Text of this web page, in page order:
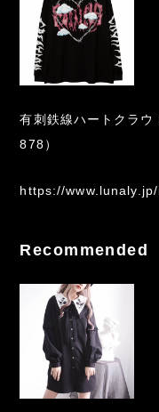
有刺鉄線ハートクラウ
878）
https://
Recommended